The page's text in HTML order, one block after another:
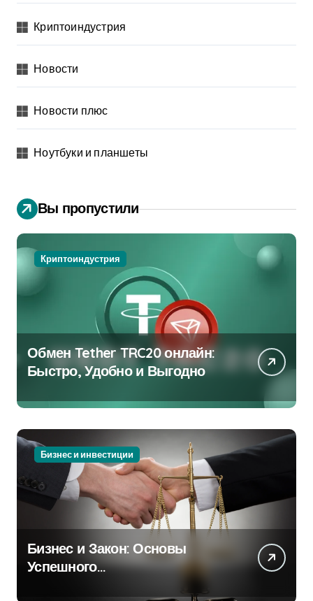
Криптоиндустрия
Новости
Новости плюс
Ноутбуки и планшеты
Вы пропустили
Криптоиндустрия
Обмен Tether TRC20 онлайн:
Быстро, Удобно и Выгодно
Бизнес и инвестиции
Бизнес и Закон: Основы
Успешного